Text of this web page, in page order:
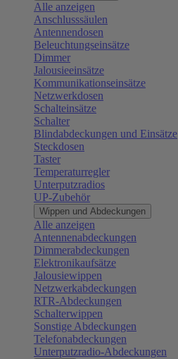
Alle anzeigen
Anschlusssäulen
Antennendosen
Beleuchtungseinsätze
Dimmer
Jalousieeinsätze
Kommunikationseinsätze
Netzwerkdosen
Schalteinsätze
Schalter
Blindabdeckungen und Einsätze
Steckdosen
Taster
Temperaturregler
Unterputzradios
UP-Zubehör
Wippen und Abdeckungen
Alle anzeigen
Antennenabdeckungen
Dimmerabdeckungen
Elektronikaufsätze
Jalousiewippen
Netzwerkabdeckungen
RTR-Abdeckungen
Schalterwippen
Sonstige Abdeckungen
Telefonabdeckungen
Unterputzradio-Abdeckungen